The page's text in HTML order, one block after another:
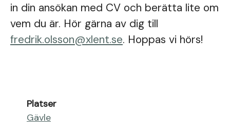
in din ansökan med CV och berätta lite om
vem du är. Hör gärna av dig till
fredrik.olsson@xlent.se. Hoppas vi hörs!
Platser
Gävle